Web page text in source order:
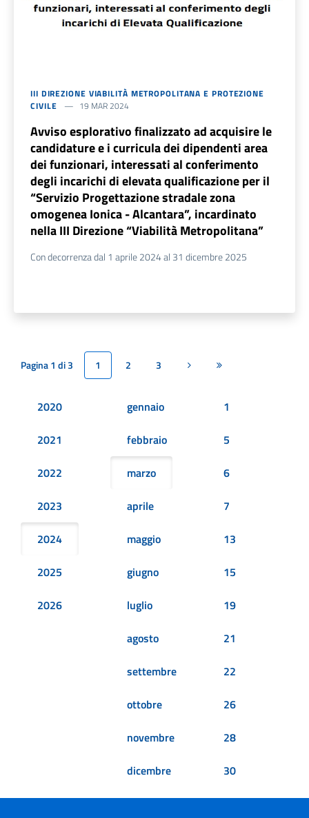
III DIREZIONE VIABILITÀ METROPOLITANA E PROTEZIONE
CIVILE
19 MAR 2024
Avviso esplorativo finalizzato ad acquisire le
candidature e i curricula dei dipendenti area
dei funzionari, interessati al conferimento
degli incarichi di elevata qualificazione per il
“Servizio Progettazione stradale zona
omogenea Ionica - Alcantara”, incardinato
nella III Direzione “Viabilità Metropolitana”
Con decorrenza dal 1 aprile 2024 al 31 dicembre 2025
Pagina 1 di 3 1 2 3 Pagina successiva
Ultima pagina
2020
2021
2022
2023
2024
2025
2026
gennaio
febbraio
marzo
aprile
maggio
giugno
luglio
agosto
settembre
ottobre
novembre
dicembre
1
5
6
7
13
15
19
21
22
26
28
30